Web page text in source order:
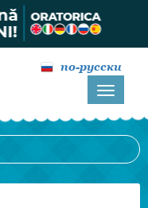
по-русски